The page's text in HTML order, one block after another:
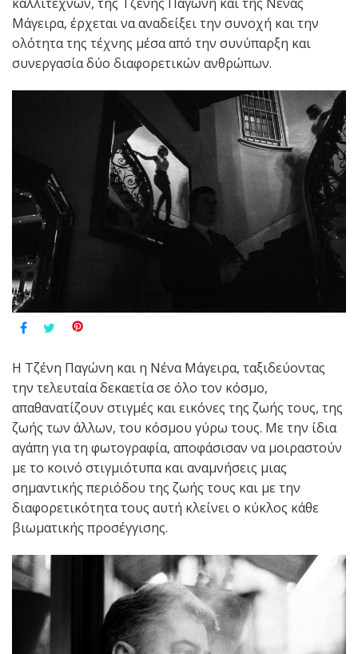
Μάγειρα, έρχεται να αναδείξει την συνοχή και την
ολότητα της τέχνης μέσα από την συνύπαρξη και
συνεργασία δύο διαφορετικών ανθρώπων.
Η Τζένη Παγώνη και η Νένα Μάγειρα, ταξιδεύοντας
την τελευταία δεκαετία σε όλο τον κόσμο,
απαθανατίζουν στιγμές και εικόνες της ζωής τους, της
ζωής των άλλων, του κόσμου γύρω τους. Με την ίδια
αγάπη για τη φωτογραφία, αποφάσισαν να μοιραστούν
με το κοινό στιγμιότυπα και αναμνήσεις μιας
σημαντικής περιόδου της ζωής τους και με την
διαφορετικότητα τους αυτή κλείνει ο κύκλος κάθε
βιωματικής προσέγγισης.